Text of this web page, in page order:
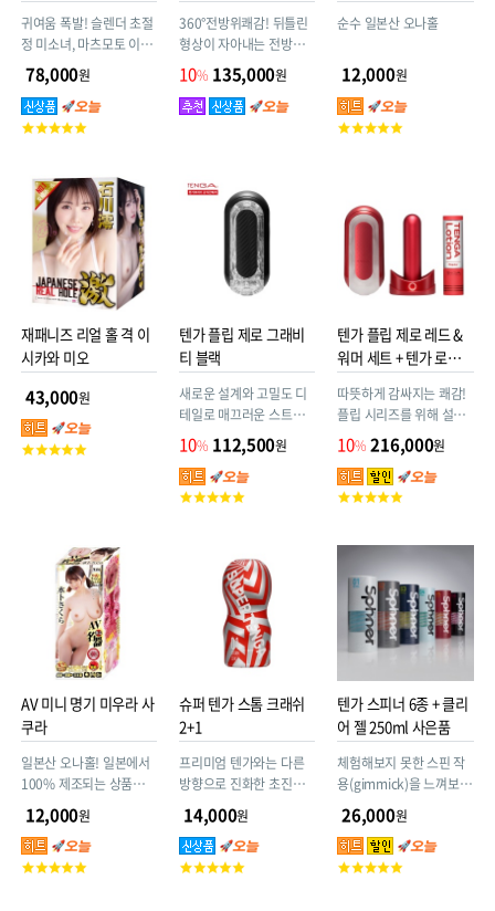
귀여움 폭발! 슬렌더 초절
정 미소녀, 마츠모토 이치
카의 에로틱한 질과 비밀
스러운 애널을 완전히 재
현!
78,000원
고
360°전방위쾌감! 뒤틀린
형상이 자아내는 전방위
자극 대담할 정도로 비틀
린 본체로 한층 진화한 조
작감! 기존 FLIP 시리즈의
10% 135,000원
순수 일본산 오나홀
12,000원
고
재패니즈 리얼 홀 격 이
시카와 미오
43,000원
고
텐가 플립 제로 그래비
티 블랙
새로운 설계와 고밀도 디
테일로 매끄러운 스트로
크를 실현
10% 112,500원
고
텐가 플립 제로 레드 &
워머 세트 + 텐가 로션
따뜻하게 감싸지는 쾌감!
플립 시리즈를 위해 설계
된 히팅 스틱! 플립 워머에
최적화된 설계 디테일 소
프트 겔 사용!
10% 216,000원
고
AV 미니 명기 미우라 사
쿠라
일본산 오나홀! 일본에서
100% 제조되는 상품입니
다.
12,000원
고
슈퍼 텐가 스톰 크래쉬
2+1
프리미엄 텐가와는 다른
방향으로 진화한 초진화
형 SUPER TENGA가 등
장 !!
14,000원
고
텐가 스피너 6종 + 클리
어 젤 250ml 사은품
체험해보지 못한 스핀 작
용(gimmick)을 느껴보세
요!
26,000원
고